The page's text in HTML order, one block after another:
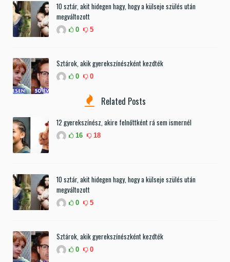
10 sztár, akit hidegen hagy, hogy a külseje szülés után
megváltozott
0 5
Sztárok, akik gyerekszínészként kezdték
0 0
Related Posts
12 gyerekszínész, akire felnőttként rá sem ismernél
16 18
10 sztár, akit hidegen hagy, hogy a külseje szülés után
megváltozott
0 5
Sztárok, akik gyerekszínészként kezdték
0 0